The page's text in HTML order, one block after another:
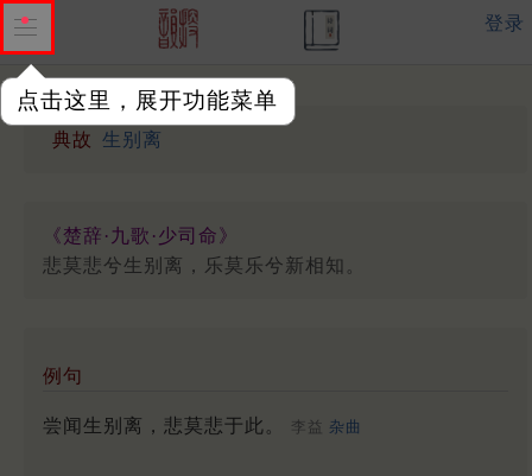
点击这里，展开功能菜单
登录
典故 生别离
《楚辞·九歌·少司命》
悲莫悲兮生别离，乐莫乐兮新相知。
例句
尝闻生别离，悲莫悲于此。 李益 杂曲